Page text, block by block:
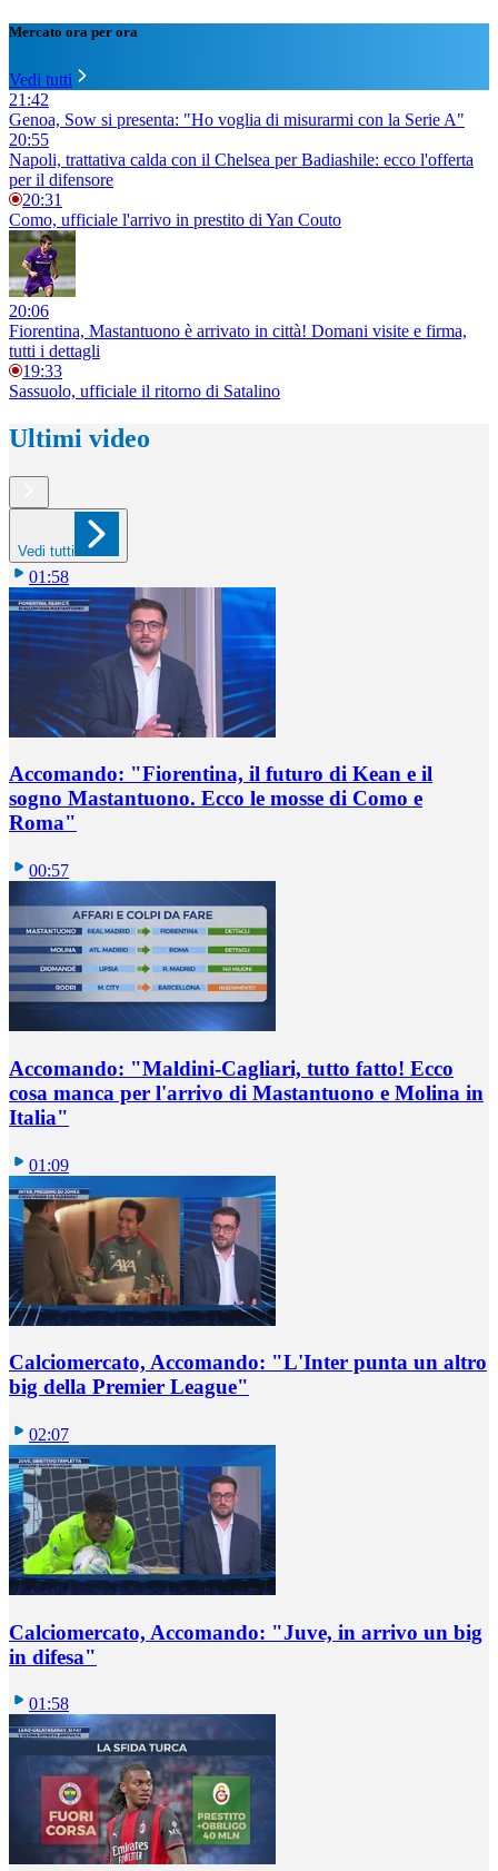
Mercato ora per ora
Vedi tutti
21:42
Genoa, Sow si presenta: "Ho voglia di misurarmi con la Serie A"
20:55
Napoli, trattativa calda con il Chelsea per Badiashile: ecco l'offerta
per il difensore
20:31
Como, ufficiale l'arrivo in prestito di Yan Couto
20:06
Fiorentina, Mastantuono è arrivato in città! Domani visite e firma,
tutti i dettagli
19:33
Sassuolo, ufficiale il ritorno di Satalino
Ultimi video
Vedi tutti
01:58
Accomando: "Fiorentina, il futuro di Kean e il
sogno Mastantuono. Ecco le mosse di Como e
Roma"
00:57
Accomando: "Maldini-Cagliari, tutto fatto! Ecco
cosa manca per l'arrivo di Mastantuono e Molina in
Italia"
01:09
Calciomercato, Accomando: "L'Inter punta un altro
big della Premier League"
02:07
Calciomercato, Accomando: "Juve, in arrivo un big
in difesa"
01:58